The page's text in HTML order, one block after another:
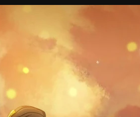
приложение